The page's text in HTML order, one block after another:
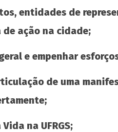
Teses da UJC e do MEP
Nacional de Grêmios:
Popular, rumo ao
8 de
abril
2021
wp-
admin
entidades de
de ação na cidade;
e empenhar
de uma
na UFRGS;